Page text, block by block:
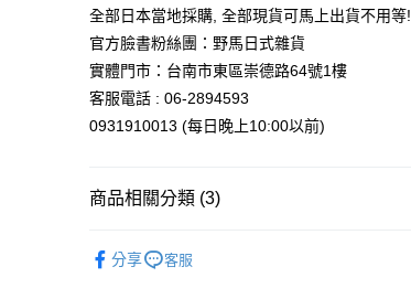
全部日本當地採購, 全部現貨可馬上出貨不用等!
官方臉書粉絲團：野馬日式雜貨
實體門市：台南市東區崇德路64號1樓
客服電話 : 06-2894593
0931910013 (每日晚上10:00以前)
商品相關分類 (3)
分享 客服